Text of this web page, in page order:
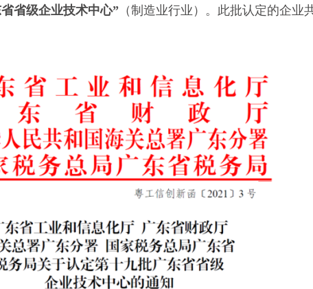
省级企业技术中心” （制造业行业）。此批认定的企业